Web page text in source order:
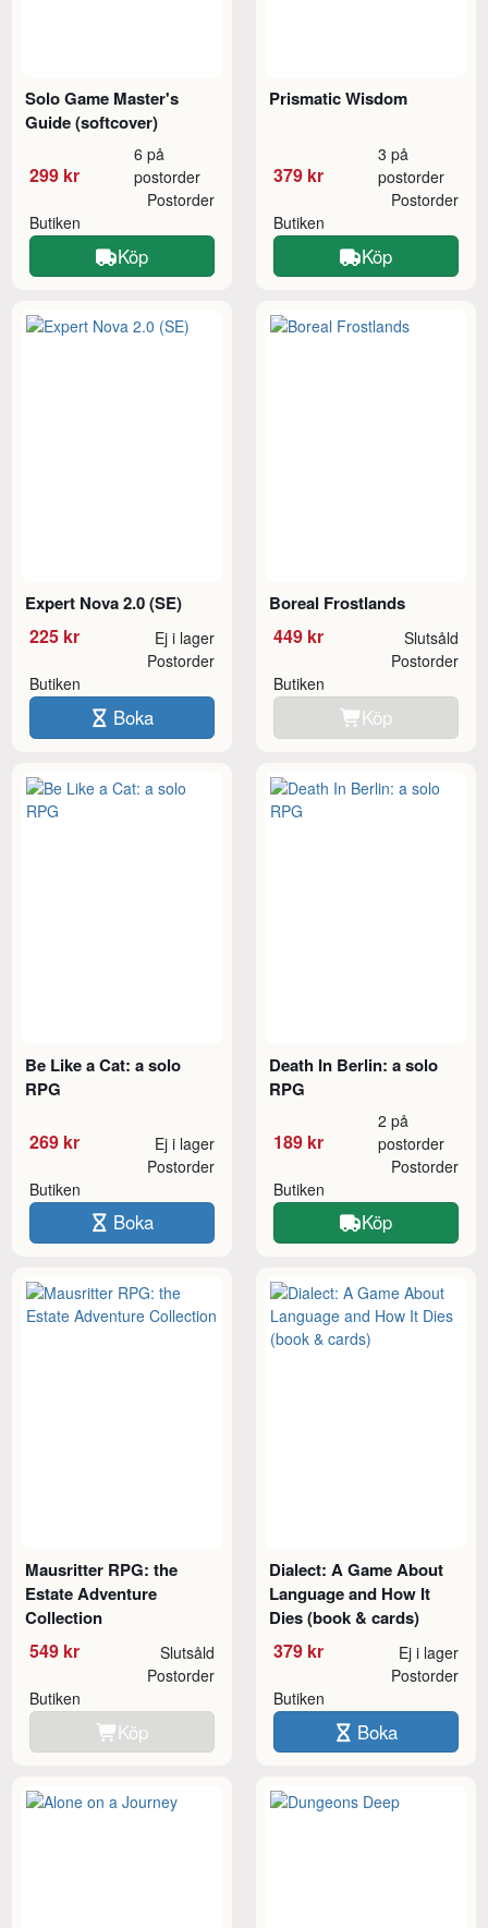
Solo Game Master's
Guide (softcover)
299 kr
6 på
postorder
Butiken
Postorder
Köp
Prismatic Wisdom
379 kr
3 på
postorder
Butiken
Postorder
Köp
Expert Nova 2.0 (SE)
225 kr Ej i lager
Butiken
Postorder
Boka
Boreal Frostlands
449 kr Slutsåld
Butiken
Postorder
Köp
Be Like a Cat: a solo
RPG
269 kr Ej i lager
Butiken
Postorder
Boka
Death In Berlin: a solo
RPG
189 kr
2 på
postorder
Butiken
Postorder
Köp
Mausritter RPG: the
Estate Adventure
Collection
549 kr Slutsåld
Butiken
Postorder
Köp
Dialect: A Game About
Language and How It
Dies (book & cards)
379 kr Ej i lager
Butiken
Postorder
Boka